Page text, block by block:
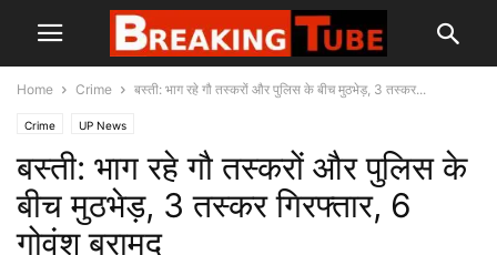
Home Crime बस्ती: भाग रहे गौ तस्करों और पुलिस के बीच मुठभेड़, 3 तस्कर...
Crime UP News
बस्ती: भाग रहे गौ तस्करों और पुलिस के
बीच मुठभेड़, 3 तस्कर गिरफ्तार, 6
गोवंश बरामद